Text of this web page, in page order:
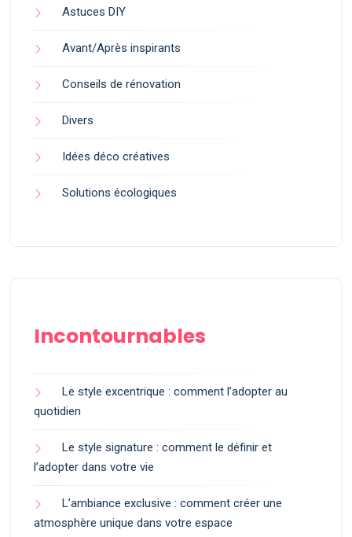
Astuces DIY
Avant/Après inspirants
Conseils de rénovation
Divers
Idées déco créatives
Solutions écologiques
Incontournables
Le style excentrique : comment l’adopter au
quotidien
Le style signature : comment le définir et
l’adopter dans votre vie
L’ambiance exclusive : comment créer une
atmosphère unique dans votre espace